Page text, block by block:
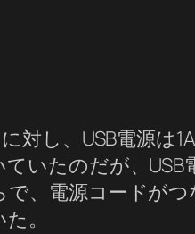
し、USB電源は
いたのだが、USB
、電源コードが
。